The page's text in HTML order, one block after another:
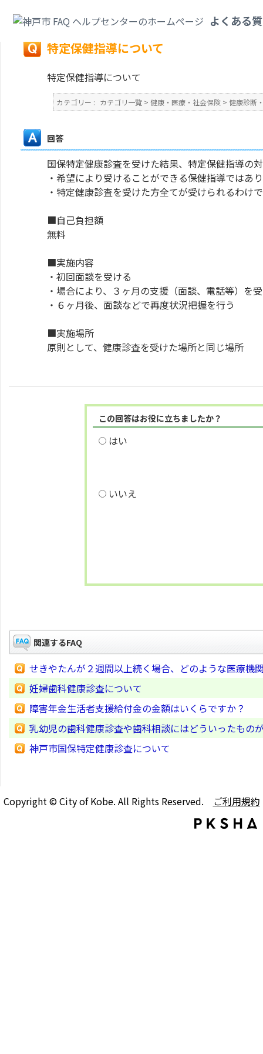
よくある
戻る
特定保健指導について
特定保健指導について
カテゴリー : カテゴリ一覧 > 健康・医療・社会保険 > 健康診断
回答
国保特定健康診査を受けた結果、特定保健指導の
・希望により受けることができる保健指導ではあ
・特定健康診査を受けた方全てが受けられるわけ
■自己負担額
無料
■実施内容
・初回面談を受ける
・場合により、３ヶ月の支援（面談、電話等）を
・６ヶ月後、面談などで再度状況把握を行う
■実施場所
原則として、健康診査を受けた場所と同じ場所
この回答はお役に立ちましたか？
はい
いいえ
関連するFAQ
せきやたんが２週間以上続く場合、どのような医療機
妊婦歯科健康診査について
障害年金生活者支援給付金の金額はいくらですか？
乳幼児の歯科健康診査や歯科相談にはどういったもの
神戸市国保特定健康診査について
Copyright © City of Kobe. All Rights Reserved. ご利用規約